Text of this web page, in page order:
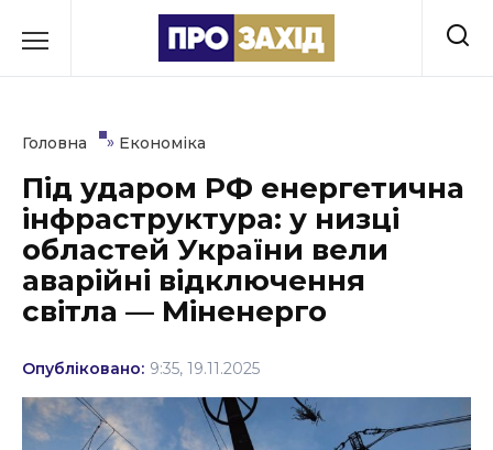
до
Культура
Освіта
Події
Політика
Соціум
Головна » Економіка
Під ударом РФ енергетична
інфраструктура: у низці
областей України вели
аварійні відключення
світла — Міненерго
Опубліковано: 9:35, 19.11.2025